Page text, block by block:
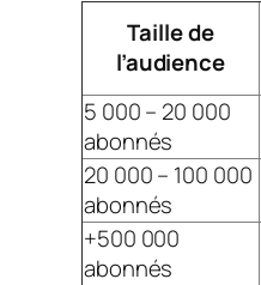
Taille de
l’audience
5 000 – 20 000
abonnés
20 000 – 100 000
abonnés
+500 000
abonnés